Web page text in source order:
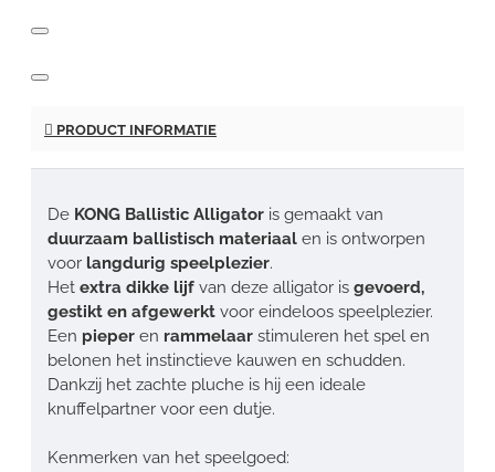
PRODUCT INFORMATIE
De KONG Ballistic Alligator is gemaakt van
duurzaam ballistisch materiaal en is ontworpen
voor langdurig speelplezier.
Het extra dikke lijf van deze alligator is gevoerd,
gestikt en afgewerkt voor eindeloos speelplezier.
Een pieper en rammelaar stimuleren het spel en
belonen het instinctieve kauwen en schudden.
Dankzij het zachte pluche is hij een ideale
knuffelpartner voor een dutje.
Kenmerken van het speelgoed: